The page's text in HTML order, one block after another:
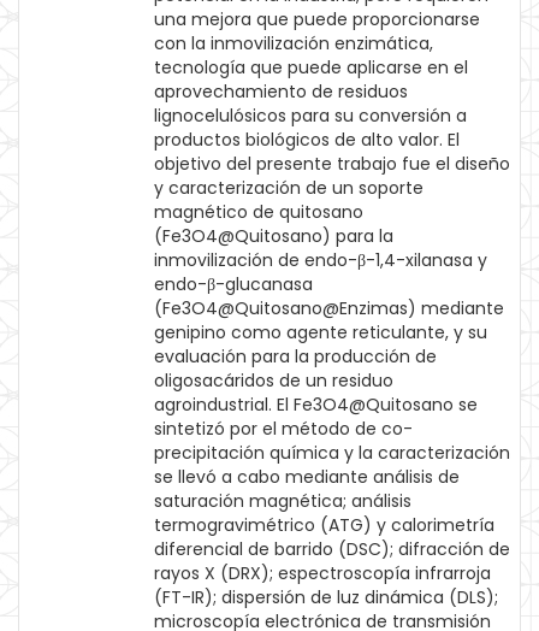
una mejora que puede proporcionarse
con la inmovilización enzimática,
tecnología que puede aplicarse en el
aprovechamiento de residuos
lignocelulósicos para su conversión a
productos biológicos de alto valor. El
objetivo del presente trabajo fue el diseño
y caracterización de un soporte
magnético de quitosano
(Fe3O4@Quitosano) para la
inmovilización de endo-β-1,4-xilanasa y
endo-β-glucanasa
(Fe3O4@Quitosano@Enzimas) mediante
genipino como agente reticulante, y su
evaluación para la producción de
oligosacáridos de un residuo
agroindustrial. El Fe3O4@Quitosano se
sintetizó por el método de co-
precipitación química y la caracterización
se llevó a cabo mediante análisis de
saturación magnética; análisis
termogravimétrico (ATG) y calorimetría
diferencial de barrido (DSC); difracción de
rayos X (DRX); espectroscopía infrarroja
(FT-IR); dispersión de luz dinámica (DLS);
microscopía electrónica de transmisión